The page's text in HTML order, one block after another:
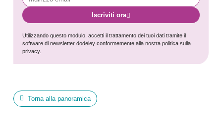
Iscriviti ora
Utilizzando questo modulo, accetti il trattamento dei tuoi dati tramite il
software di newsletter dodeleyconformemente alla nostra politica sulla
privacy.
Torna alla panoramica